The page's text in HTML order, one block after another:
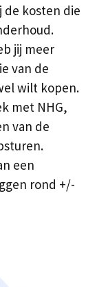
de kosten die
jij meer
van de
wilt kopen.
met NHG,
van de
een
rond +/-